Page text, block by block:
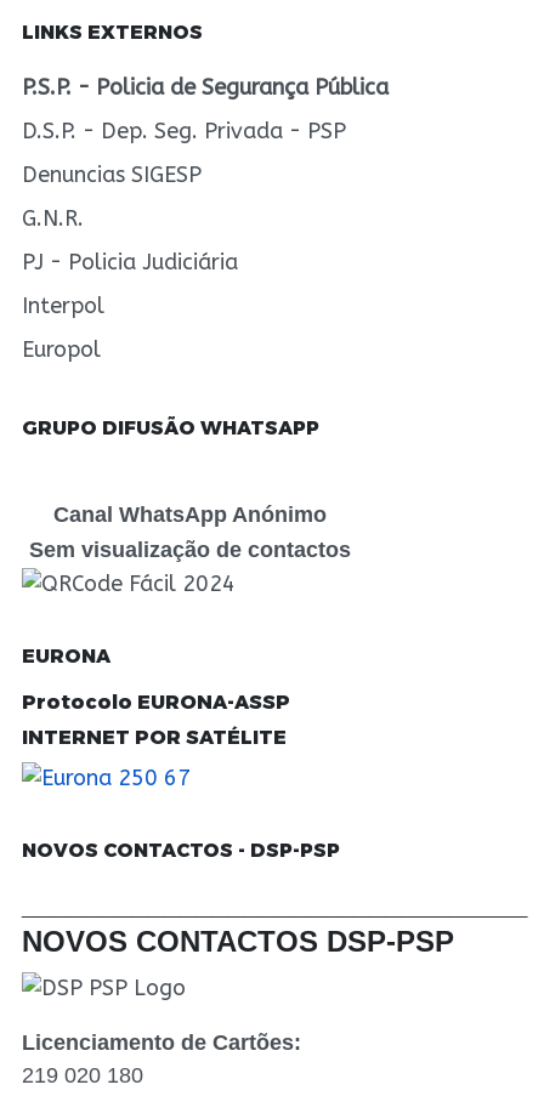
LINKS EXTERNOS
P.S.P. - Policia de Segurança Pública
D.S.P. - Dep. Seg. Privada - PSP
Denuncias SIGESP
G.N.R.
PJ - Policia Judiciária
Interpol
Europol
GRUPO DIFUSÃO WHATSAPP
Canal WhatsApp Anónimo
Sem visualização de contactos
EURONA
Protocolo EURONA-ASSP
INTERNET POR SATÉLITE
NOVOS CONTACTOS - DSP-PSP
NOVOS CONTACTOS DSP-PSP
Licenciamento de Cartões:
219 020 180